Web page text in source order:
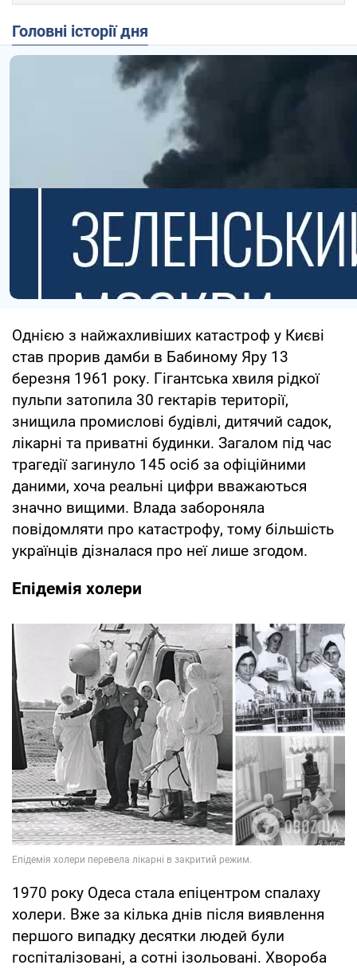
Головні історії дня
Однією з найжахливіших катастроф у Києві
став прорив дамби в Бабиному Яру 13
березня 1961 року. Гігантська хвиля рідкої
пульпи затопила 30 гектарів території,
знищила промислові будівлі, дитячий садок,
лікарні та приватні будинки. Загалом під час
трагедії загинуло 145 осіб за офіційними
даними, хоча реальні цифри вважаються
значно вищими. Влада забороняла
повідомляти про катастрофу, тому більшість
українців дізналася про неї лише згодом.
Епідемія холери
1970 року Одеса стала епіцентром спалаху
холери. Вже за кілька днів після виявлення
першого випадку десятки людей були
госпіталізовані, а сотні ізольовані. Хвороба